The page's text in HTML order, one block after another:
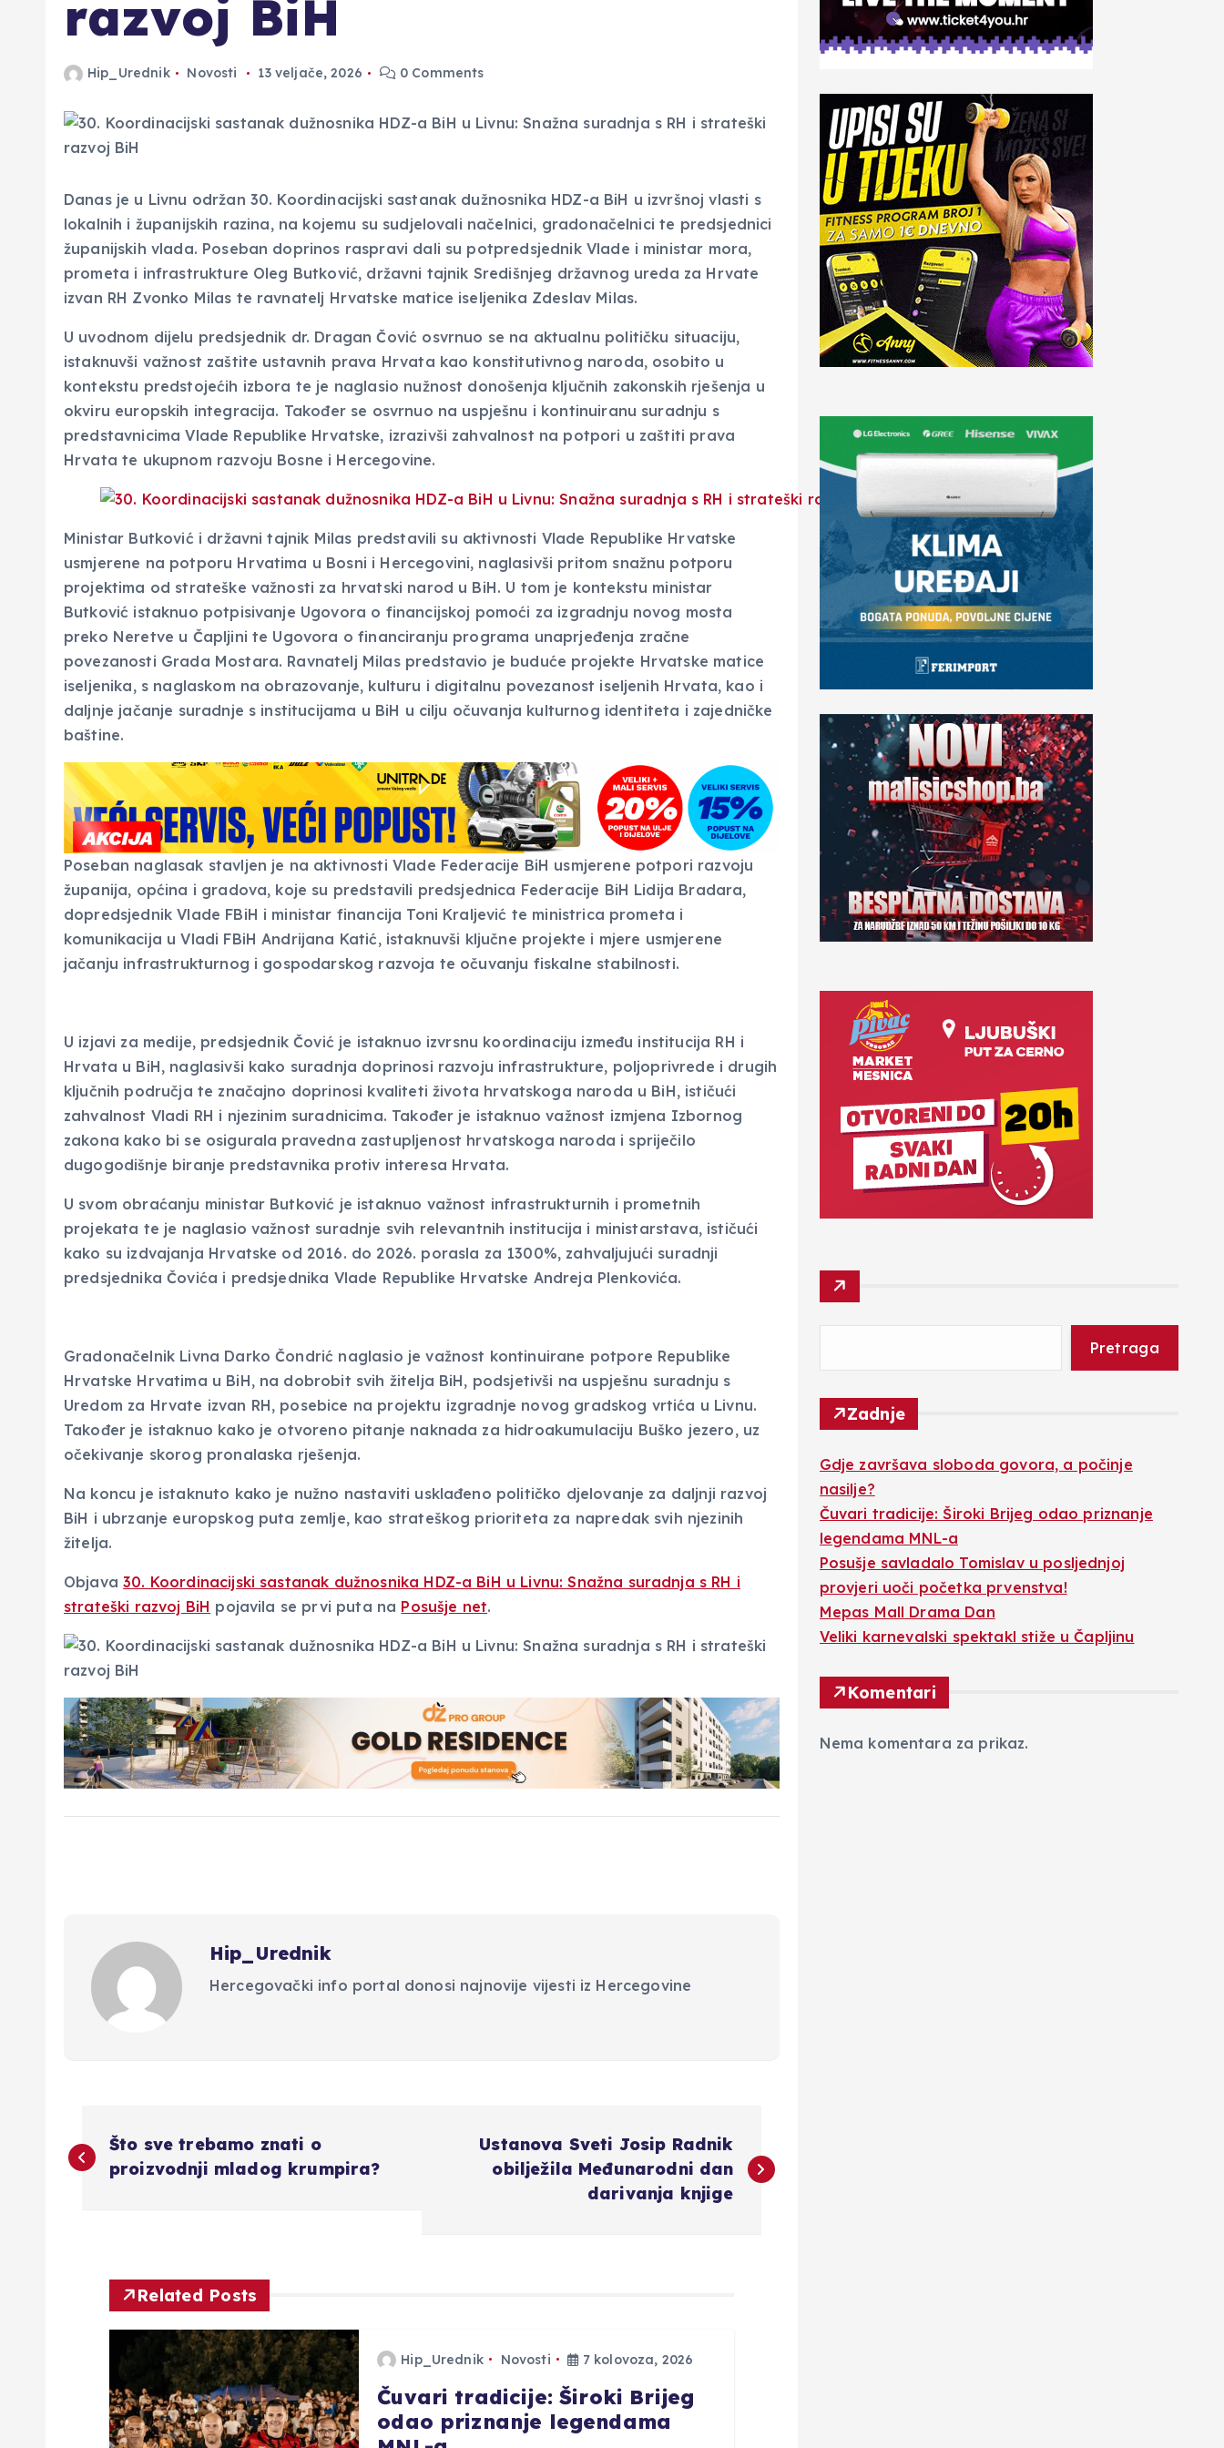
razvoj BiH
Hip_Urednik Novosti 13 veljače, 2026 0 Comments
Danas je u Livnu održan 30. Koordinacijski sastanak dužnosnika HDZ-a BiH u izvršnoj vlasti s
lokalnih i županijskih razina, na kojemu su sudjelovali načelnici, gradonačelnici te predsjednici
županijskih vlada. Poseban doprinos raspravi dali su potpredsjednik Vlade i ministar mora,
prometa i infrastrukture Oleg Butković, državni tajnik Središnjeg državnog ureda za Hrvate
izvan RH Zvonko Milas te ravnatelj Hrvatske matice iseljenika Zdeslav Milas.
U uvodnom dijelu predsjednik dr. Dragan Čović osvrnuo se na aktualnu političku situaciju,
istaknuvši važnost zaštite ustavnih prava Hrvata kao konstitutivnog naroda, osobito u
kontekstu predstojećih izbora te je naglasio nužnost donošenja ključnih zakonskih rješenja u
okviru europskih integracija. Također se osvrnuo na uspješnu i kontinuiranu suradnju s
predstavnicima Vlade Republike Hrvatske, izrazivši zahvalnost na potpori u zaštiti prava
Hrvata te ukupnom razvoju Bosne i Hercegovine.
Ministar Butković i državni tajnik Milas predstavili su aktivnosti Vlade Republike Hrvatske
usmjerene na potporu Hrvatima u Bosni i Hercegovini, naglasivši pritom snažnu potporu
projektima od strateške važnosti za hrvatski narod u BiH. U tom je kontekstu ministar
Butković istaknuo potpisivanje Ugovora o financijskoj pomoći za izgradnju novog mosta
preko Neretve u Čapljini te Ugovora o financiranju programa unaprjeđenja zračne
povezanosti Grada Mostara. Ravnatelj Milas predstavio je buduće projekte Hrvatske matice
iseljenika, s naglaskom na obrazovanje, kulturu i digitalnu povezanost iseljenih Hrvata, kao i
daljnje jačanje suradnje s institucijama u BiH u cilju očuvanja kulturnog identiteta i zajedničke
baštine.
Poseban naglasak stavljen je na aktivnosti Vlade Federacije BiH usmjerene potpori razvoju
županija, općina i gradova, koje su predstavili predsjednica Federacije BiH Lidija Bradara,
dopredsjednik Vlade FBiH i ministar financija Toni Kraljević te ministrica prometa i
komunikacija u Vladi FBiH Andrijana Katić, istaknuvši ključne projekte i mjere usmjerene
jačanju infrastrukturnog i gospodarskog razvoja te očuvanju fiskalne stabilnosti.
U izjavi za medije, predsjednik Čović je istaknuo izvrsnu koordinaciju između institucija RH i
Hrvata u BiH, naglasivši kako suradnja doprinosi razvoju infrastrukture, poljoprivrede i drugih
ključnih područja te značajno doprinosi kvaliteti života hrvatskoga naroda u BiH, ističući
zahvalnost Vladi RH i njezinim suradnicima. Također je istaknuo važnost izmjena Izbornog
zakona kako bi se osigurala pravedna zastupljenost hrvatskoga naroda i spriječilo
dugogodišnje biranje predstavnika protiv interesa Hrvata.
U svom obraćanju ministar Butković je istaknuo važnost infrastrukturnih i prometnih
projekata te je naglasio važnost suradnje svih relevantnih institucija i ministarstava, ističući
kako su izdvajanja Hrvatske od 2016. do 2026. porasla za 1300%, zahvaljujući suradnji
predsjednika Čovića i predsjednika Vlade Republike Hrvatske Andreja Plenkovića.
Gradonačelnik Livna Darko Čondrić naglasio je važnost kontinuirane potpore Republike
Hrvatske Hrvatima u BiH, na dobrobit svih žitelja BiH, podsjetivši na uspješnu suradnju s
Uredom za Hrvate izvan RH, posebice na projektu izgradnje novog gradskog vrtića u Livnu.
Također je istaknuo kako je otvoreno pitanje naknada za hidroakumulaciju Buško jezero, uz
očekivanje skorog pronalaska rješenja.
Na koncu je istaknuto kako je nužno nastaviti usklađeno političko djelovanje za daljnji razvoj
BiH i ubrzanje europskog puta zemlje, kao strateškog prioriteta za napredak svih njezinih
žitelja.
Objava30. Koordinacijski sastanak dužnosnika HDZ-a BiH u Livnu: Snažna suradnja s RH i
strateški razvoj BiH pojavila se prvi puta na Posušje net.
Hip_Urednik
Hercegovački info portal donosi najnovije vijesti iz Hercegovine
N
a
Što sve trebamo znati o
proizvodnji mladog krumpira?
Ustanova Sveti Josip Radnik
obilježila Međunarodni dan
darivanja knjige
Related Posts
Hip_Urednik Novosti 7 kolovoza, 2026
Čuvari tradicije: Široki Brijeg
odao priznanje legendama
Pretraga
Zadnje
Gdje završava sloboda govora, a počinje
nasilje?
Čuvari tradicije: Široki Brijeg odao priznanje
legendama MNL-a
Posušje savladalo Tomislav u posljednjoj
provjeri uoči početka prvenstva!
Mepas Mall Drama Dan
Veliki karnevalski spektakl stiže u Čapljinu
Komentari
Nema komentara za prikaz.